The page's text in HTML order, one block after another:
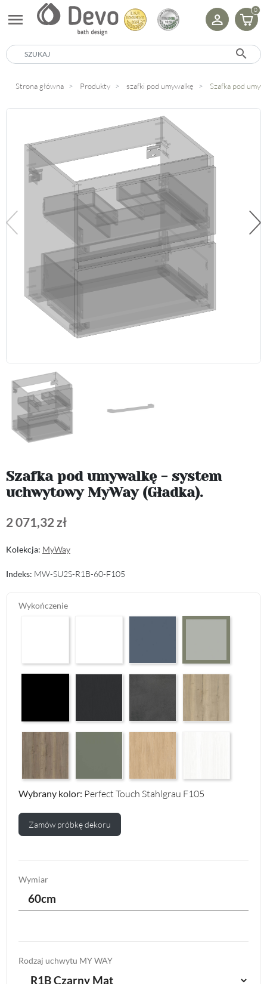
menu 0
search
Strona główna Produkty szafki pod umywalkę Szafka pod
Poprzedni
Szafka pod umywalkę - system
uchwytowy MyWay (Gładka).
2 071,32 zł
Kolekcja: MyWay
Indeks: MW-SU2S-R1B-60-F105
Wykończenie
Premium White Supermatt F83
Perfect Touch Parisian Blue F103
Wybrany kolor: Perfect Touch Stahlgrau F105
Zamów próbkę dekoru
Wymiar
60cm
Rodzaj uchwytu MY WAY